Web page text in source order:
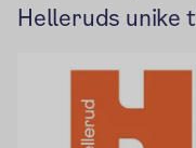
Helleruds unike